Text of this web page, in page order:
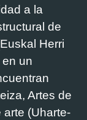
a la
de
Herri
un
Artes de
(Uharte-